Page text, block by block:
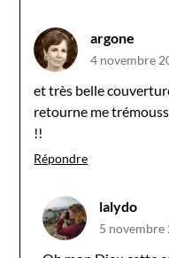
argone
4 novembre
et très belle
retourne me
!!
Répondre
lalydo
5 novembre